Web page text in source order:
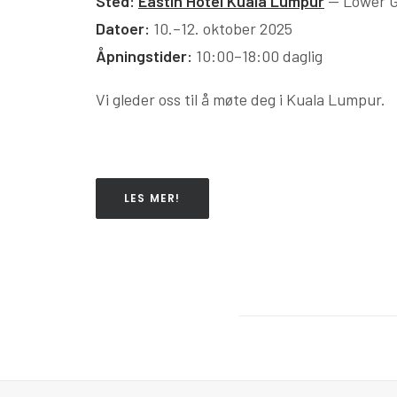
Datoer: 10.–12. oktober 2025
Åpningstider: 10:00–18:00 daglig
Vi gleder oss til å møte deg i Kuala Lumpur.
LES MER!